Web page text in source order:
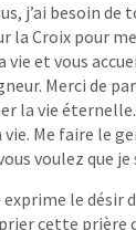
j’ai besoin de
la Croix pour
vie et vous
Merci de
la vie
Me faire le
voulez que je
le désir
cette prière